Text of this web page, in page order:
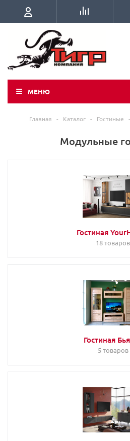
МЕНЮ
Главная - Каталог - Гостиные -
Модульные
Гостиная
18 товаров
Гостиная
5 товаров